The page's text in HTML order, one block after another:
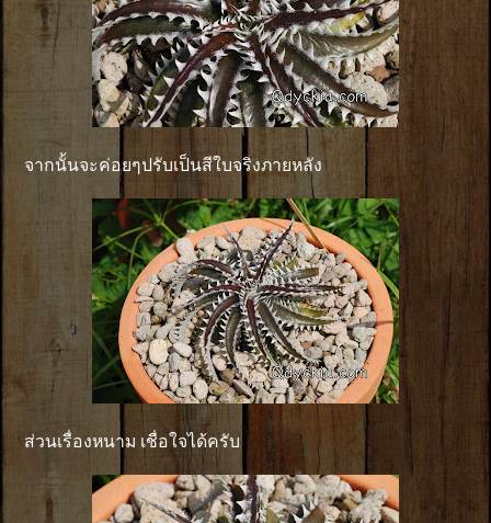
จากนั้นจะค่อยๆปรับเป็นสีใบจริงภายหลัง
ส่วนเรื่องหนาม เชื่อใจได้ครับ